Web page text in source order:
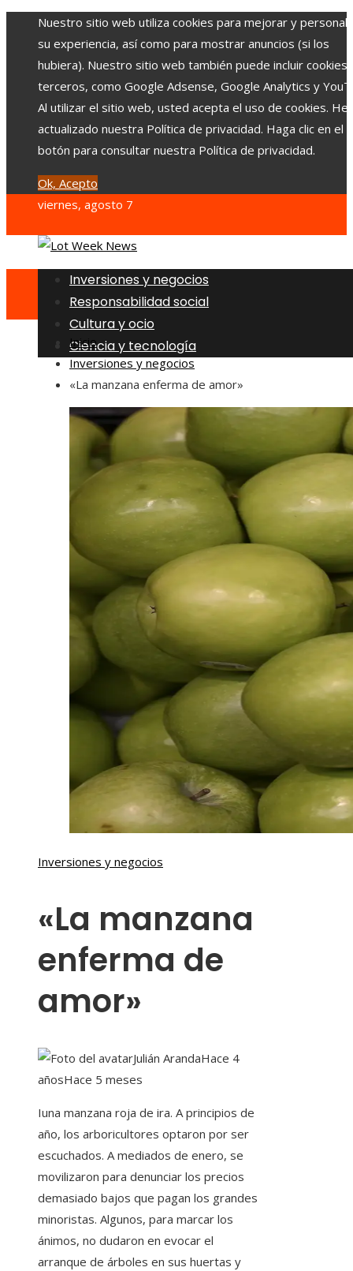
Nuestro sitio web utiliza cookies para mejorar y
su experiencia, así como para mostrar anuncios (si los
hubiera). Nuestro sitio web también puede incluir cookies
terceros, como Google Adsense, Google Analytics y
Al utilizar el sitio web, usted acepta el uso de cookies.
actualizado nuestra Política de privacidad. Haga clic en el
botón para consultar nuestra Política de privacidad.
Ok, Acepto
viernes, agosto 7
Inversiones y negocios
Responsabilidad social
Cultura y ocio
Ciencia y tecnología
Inicio
Inversiones y negocios
«La manzana enferma de amor»
Inversiones y negocios
«La manzana
enferma de
amor»
Julián ArandaHace 4
añosHace 5 meses
Iuna manzana roja de ira. A principios de
año, los arboricultores optaron por ser
escuchados. A mediados de enero, se
movilizaron para denunciar los precios
demasiado bajos que pagan los grandes
minoristas. Algunos, para marcar los
ánimos, no dudaron en evocar el
arranque de árboles en sus huertas y